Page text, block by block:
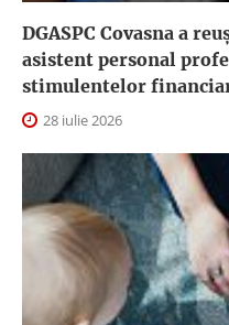
DGASPC Covasna a
asistent personal
stimulentelor
28 iulie 2026